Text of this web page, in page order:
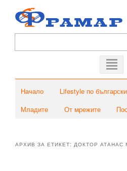
Главно меню
Към основното съдържание
Към вторичното съдържание
Начало Lifestyle по български
Младите
От мрежите
АРХИВ ЗА ЕТИКЕТ: ДОКТОР АТАНАС